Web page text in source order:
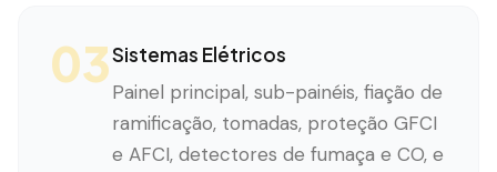
03Sistemas Elétricos
Painel principal, sub-painéis, fiação de
ramificação, tomadas, proteção GFCI
e AFCI, detectores de fumaça e CO, e